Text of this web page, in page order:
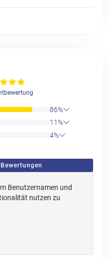
86%
11%
4%
Benutzernamen und
nutzen zu